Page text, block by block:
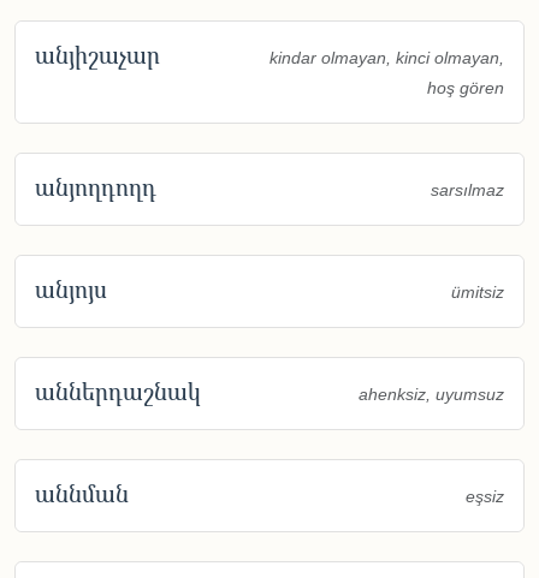
անյիշաչար
kindar olmayan, kinci olmayan,
hoş gören
անյողդողդ sarsılmaz
անյոյս ümitsiz
աններդաշնակ ahenksiz, uyumsuz
աննման eşsiz